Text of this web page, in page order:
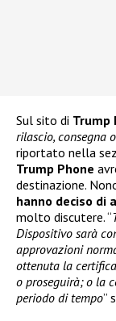
Sul sito di Trump
rilascio, consegna
riportato nella
Trump Phone
destinazione.
hanno deciso di
molto discutere. “
Dispositivo sarà
approvazioni
ottenuta la
o proseguirà; o la
periodo di tempo”